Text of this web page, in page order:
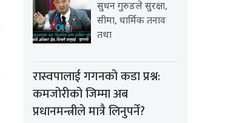
सुधन गुरुङले सुरक्षा,
सीमा, धार्मिक तनाव
तथा
रास्वपालाई गगनको कडा प्रश्न:
कमजोरीको जिम्मा अब
प्रधानमन्त्रीले मात्रै लिनुपर्ने?